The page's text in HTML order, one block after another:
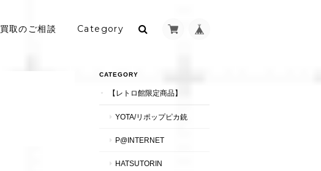
買取のご相談 Category
CATEGORY
【レトロ館限定商品】
YOTA/リポップピカ銃
P@INTERNET
HATSUTORIN